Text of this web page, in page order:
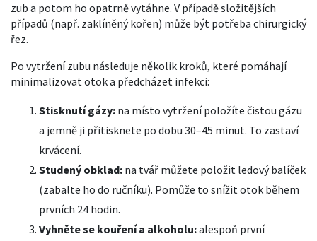
zub a potom ho opatrně vytáhne. V případě složitějších
případů (např. zaklíněný kořen) může být potřeba chirurgický
řez.
Po vytržení zubu následuje několik kroků, které pomáhají
minimalizovat otok a předcházet infekci:
Stisknutí gázy: na místo vytržení položíte čistou gázu
a jemně ji přitisknete po dobu 30–45 minut. To zastaví
krvácení.
Studený obklad: na tvář můžete položit ledový balíček
(zabalte ho do ručníku). Pomůže to snížit otok během
prvních 24 hodin.
Vyhněte se kouření a alkoholu:alespoň první